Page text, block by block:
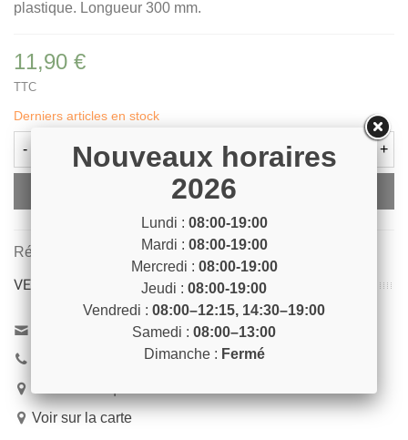
plastique. Longueur 300 mm.
11,90 €
TTC
Derniers articles en stock
- +
Ajouter Au Panier
Référence:
VENEZ NOUS RENCONTRER !
Contactez-nous
54 Bd de Riquier 06300 Nice
Voir sur la carte
Nouveaux horaires
2026
Lundi : 08:00-19:00
Mardi : 08:00-19:00
Mercredi : 08:00-19:00
Jeudi : 08:00-19:00
Vendredi : 08:00–12:15, 14:30–19:00
Samedi : 08:00–13:00
Dimanche : Fermé